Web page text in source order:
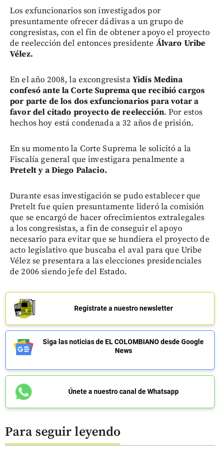
Los exfuncionarios son investigados por
presuntamente ofrecer dádivas a un grupo de
congresistas, con el fin de obtener apoyo el proyecto
de reelección del entonces presidente Álvaro Uribe
Vélez.
En el año 2008, la excongresistaYidis Medina
confesó ante la Corte Suprema que recibió cargos
por parte de los dos exfuncionarios para votar a
favor del citado proyecto de reelección. Por estos
hechos hoy está condenada a 32 años de prisión.
En su momento la Corte Suprema le solicitó a la
Fiscalía general que investigara penalmente a
Pretelt y a Diego Palacio.
Durante esas investigación se pudo establecer que
Pretelt fue quien presuntamente lideró la comisión
que se encargó de hacer ofrecimientos extralegales
a los congresistas, a fin de conseguir el apoyo
necesario para evitar que se hundiera el proyecto de
acto legislativo que buscaba el aval para que Uribe
Vélez se presentara a las elecciones presidenciales
de 2006 siendo jefe del Estado.
Regístrate a nuestro newsletter
Siga las noticias de EL COLOMBIANO desde Google
News
Únete a nuestro canal de Whatsapp
Para seguir leyendo